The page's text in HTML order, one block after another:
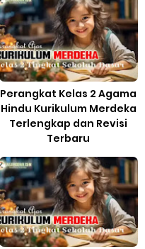
Perangkat Kelas 2 Agama
Hindu Kurikulum Merdeka
Terlengkap dan Revisi
Terbaru